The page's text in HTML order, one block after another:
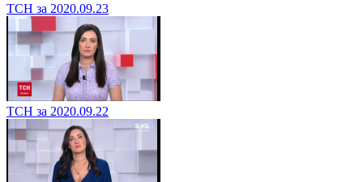
ТСН за 2020.09.23
ТСН за 2020.09.22